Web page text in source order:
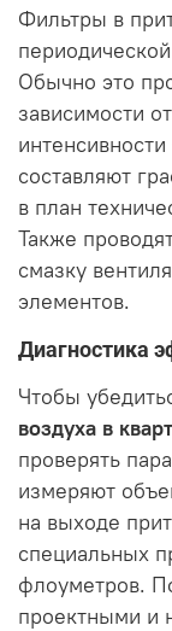
Фильтры в
Обычно это
зависимости
составляют
в план
Также
смазку
элементов.
Диагностика
Чтобы
воздуха в
проверять
измеряют
на выходе
специальных
флоуметров.
проектными и